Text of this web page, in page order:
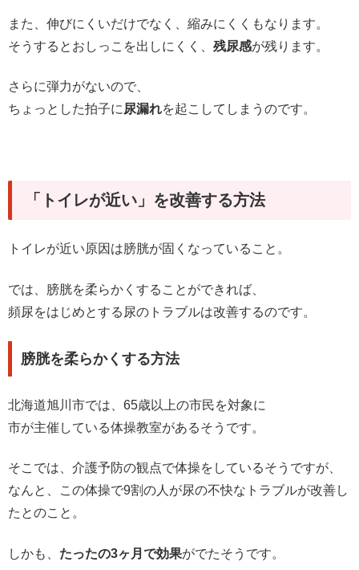
また、伸びにくいだけでなく、縮みにくくもなります。
そうするとおしっこを出しにくく、 残尿感が残ります。
さらに弾力がないので、
ちょっとした拍子に尿漏れを起こしてしまうのです。
「トイレが近い」を改善する方法
トイレが近い原因は膀胱が固くなっていること。
では、膀胱を柔らかくすることができれば、
頻尿をはじめとする尿のトラブルは改善するのです。
膀胱を柔らかくする方法
北海道旭川市では、65歳以上の市民を対象に
市が主催している体操教室があるそうです。
そこでは、介護予防の観点で体操をしているそうですが、
なんと、この体操で9割の人が尿の不快なトラブルが改善し
たとのこと。
しかも、 たったの3ヶ月で効果がでたそうです。